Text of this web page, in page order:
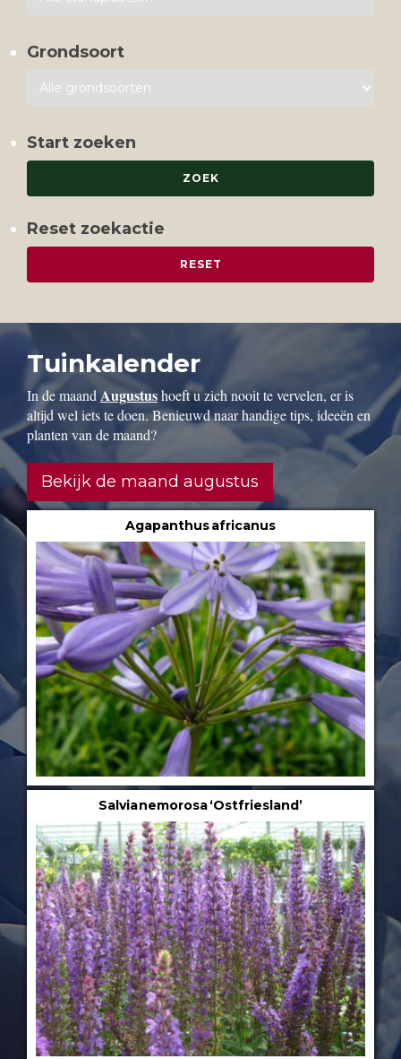
Grondsoort
Start zoeken
Reset zoekactie
Tuinkalender
In de maandAugustushoeft u zich nooit te vervelen, er is
altijd wel iets te doen. Benieuwd naar handige tips, ideeën en
planten van de maand?
Bekijk de maand augustus
Agapanthus africanus
Salvia nemorosa ‘Ostfriesland’